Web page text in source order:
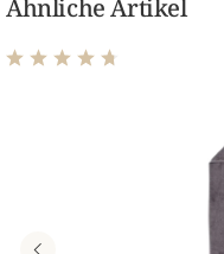
Ähnliche Artikel
Durchschnittliche